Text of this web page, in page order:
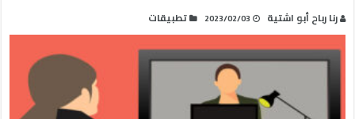
رنا رباح أبو اشتية 2023/02/03 تطبيقات